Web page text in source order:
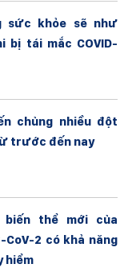
sức khỏe sẽ như
bị tái mắc COVID-
chủng nhiều đột
trước đến nay
biến thể mới của
CoV-2 có khả năng
hiểm